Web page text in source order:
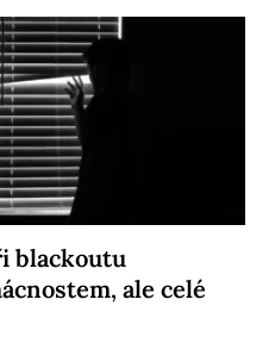
blackoutu
ale celé